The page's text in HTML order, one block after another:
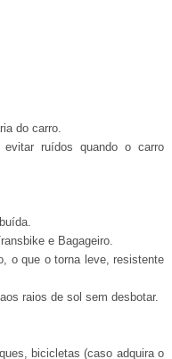
do carro.
ruídos quando o carro
e Bagageiro.
o que o torna leve, resistente
raios de sol sem desbotar.
bicicletas (caso adquira o